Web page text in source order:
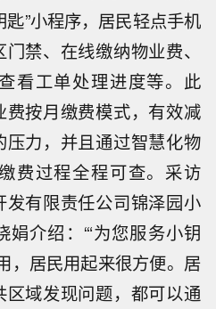
匙”小程序，居民轻点手机
禁、在线缴纳物业费、
看工单处理进度等。此
按月缴费模式，有效减
力，并且通过智慧化物
费过程全程可查。采访
有限责任公司锦泽园小
介绍：“‘为您服务小钥
，居民用起来很方便。居
域发现问题，都可以通